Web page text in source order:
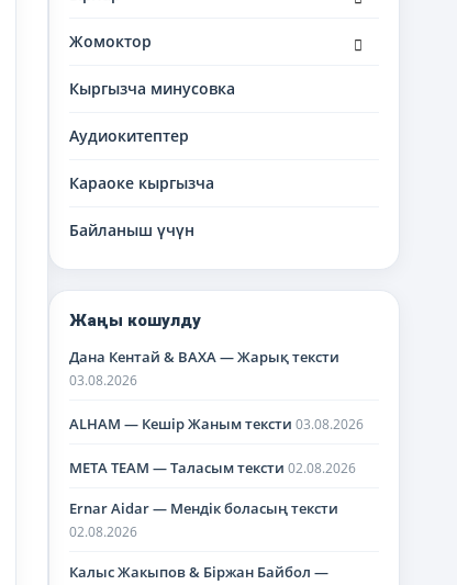
дочернее
Жомоктор
дочернее
Кыргызча минусовка
Аудиокитептер
Караоке кыргызча
Байланыш үчүн
Жаңы кошулду
Дана Кентай & BAXA — Жарық тексти
03.08.2026
ALHAM — Кешір Жаным тексти 03.08.2026
META TEAM — Таласым тексти 02.08.2026
Ernar Aidar — Мендік боласың тексти
02.08.2026
Калыс Жакыпов & Біржан Байбол —